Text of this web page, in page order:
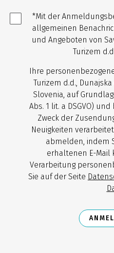
*Mit der
allgemeinen
und Angeboten von
Turizem
Ihre
Turizem d.d.,
Slovenia, auf
Abs. 1 lit. a DSGVO)
Zweck der
Neuigkeiten
abmelden, indem
erhaltenen E-Mail
Verarbeitung
Sie auf der Seite